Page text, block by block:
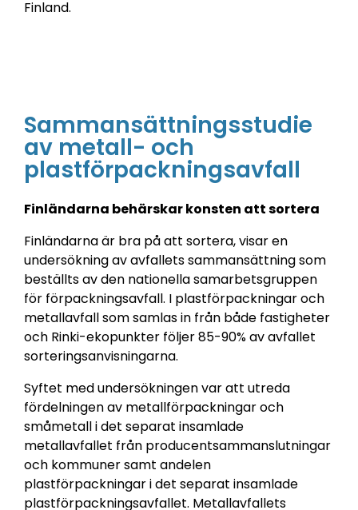
Finland.
Sammansättningsstudie
av metall- och
plastförpackningsavfall
Finländarna behärskar konsten att sortera
Finländarna är bra på att sortera, visar en
undersökning av avfallets sammansättning som
beställts av den nationella samarbetsgruppen
för förpackningsavfall. I plastförpackningar och
metallavfall som samlas in från både fastigheter
och Rinki-ekopunkter följer 85-90% av avfallet
sorteringsanvisningarna.
Syftet med undersökningen var att utreda
fördelningen av metallförpackningar och
småmetall i det separat insamlade
metallavfallet från producentsammanslutningar
och kommuner samt andelen
plastförpackningar i det separat insamlade
plastförpackningsavfallet. Metallavfallets